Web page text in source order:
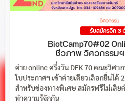
วิศวกรรม
รับสมัครอีก 3
BiotCamp70#02
ชีวภาพ วิศวกรรม
ค่าย online ครึ่งวัน DEK 70 คณะวิศว
ใบประกาศฯ เข้าค่ายเดียวเลือกยื่นได้
สำหรับช่องทางพิเศษ สมัครฟรีไม่เสียค่
ทำความรู้จักกัน